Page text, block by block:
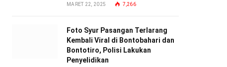
MARET 22, 2025 7,266
Foto Syur Pasangan Terlarang
Kembali Viral di Bontobahari dan
Bontotiro, Polisi Lakukan
Penyelidikan